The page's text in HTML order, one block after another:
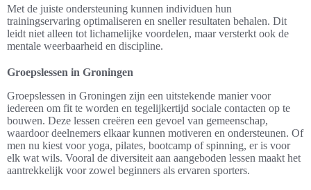
Met de juiste ondersteuning kunnen individuen hun
trainingservaring optimaliseren en sneller resultaten behalen. Dit
leidt niet alleen tot lichamelijke voordelen, maar versterkt ook de
mentale weerbaarheid en discipline.
Groepslessen in Groningen
Groepslessen in Groningen zijn een uitstekende manier voor
iedereen om fit te worden en tegelijkertijd sociale contacten op te
bouwen. Deze lessen creëren een gevoel van gemeenschap,
waardoor deelnemers elkaar kunnen motiveren en ondersteunen. Of
men nu kiest voor yoga, pilates, bootcamp of spinning, er is voor
elk wat wils. Vooral de diversiteit aan aangeboden lessen maakt het
aantrekkelijk voor zowel beginners als ervaren sporters.